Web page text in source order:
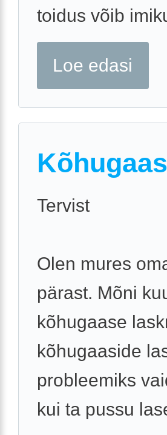
toidus võib
Loe edasi
Tervist
Olen mures
pärast. Mõni
kõhugaase
kõhugaaside
probleemiks
kui ta pussu